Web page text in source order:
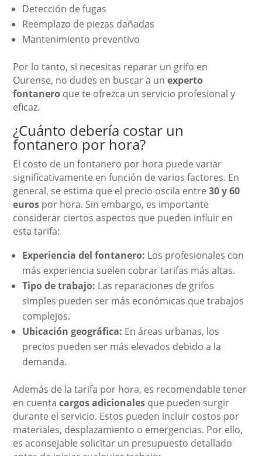
Detección de fugas
Reemplazo de piezas dañadas
Mantenimiento preventivo
Por lo tanto, si necesitas reparar un grifo en
Ourense, no dudes en buscar a unexperto
fontanero que te ofrezca un servicio profesional y
eficaz.
¿Cuánto debería costar un
fontanero por hora?
El costo de un fontanero por hora puede variar
significativamente en función de varios factores. En
general, se estima que el precio oscila entre30 y 60
euros por hora. Sin embargo, es importante
considerar ciertos aspectos que pueden influir en
esta tarifa:
Experiencia del fontanero: Los profesionales con
más experiencia suelen cobrar tarifas más altas.
Tipo de trabajo: Las reparaciones de grifos
simples pueden ser más económicas que trabajos
complejos.
Ubicación geográfica: En áreas urbanas, los
precios pueden ser más elevados debido a la
demanda.
Además de la tarifa por hora, es recomendable tener
en cuentacargos adicionales que pueden surgir
durante el servicio. Estos pueden incluir costos por
materiales, desplazamiento o emergencias. Por ello,
es aconsejable solicitar un presupuesto detallado